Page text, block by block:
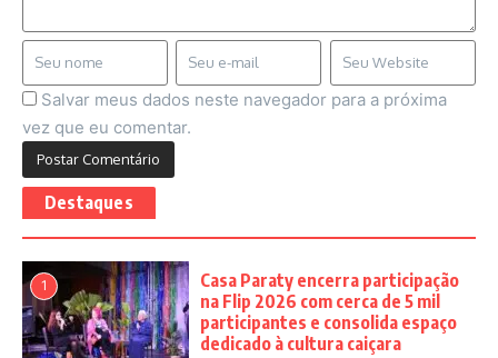
Salvar meus dados neste navegador para a próxima
vez que eu comentar.
Destaques
1
Casa Paraty encerra participação
na Flip 2026 com cerca de 5 mil
participantes e consolida espaço
dedicado à cultura caiçara